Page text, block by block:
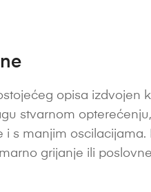
opisa izdvojen
stvarnom
s manjim oscilacijama.
grijanje ili